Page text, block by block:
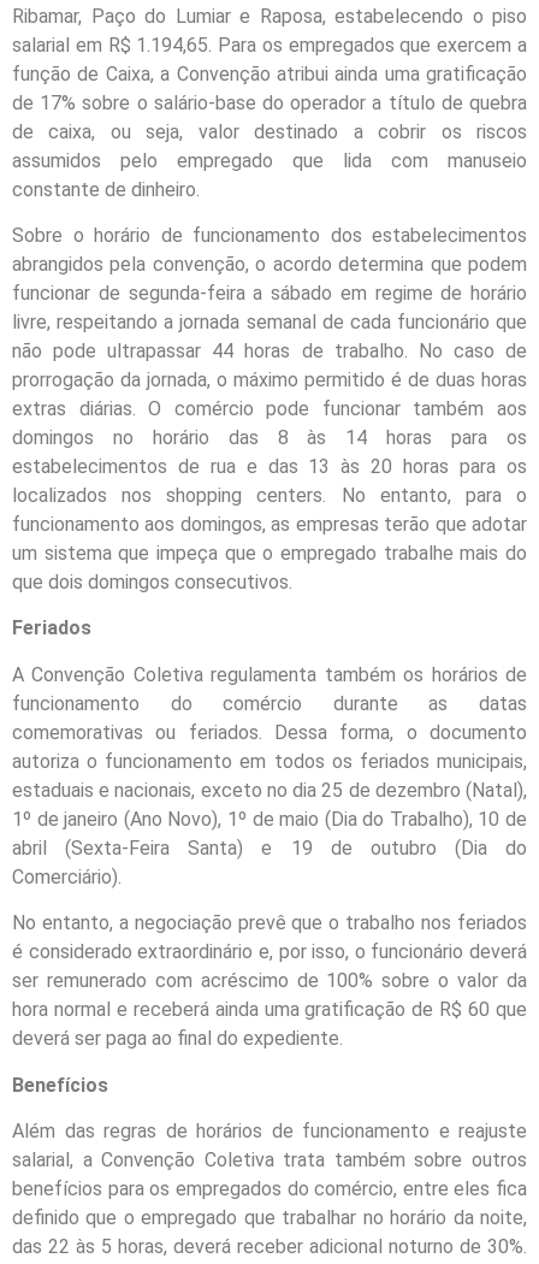
Ribamar, Paço do Lumiar e Raposa, estabelecendo o piso
salarial em R$ 1.194,65. Para os empregados que exercem a
função de Caixa, a Convenção atribui ainda uma gratificação
de 17% sobre o salário-base do operador a título de quebra
de caixa, ou seja, valor destinado a cobrir os riscos
assumidos pelo empregado que lida com manuseio
constante de dinheiro.
Sobre o horário de funcionamento dos estabelecimentos
abrangidos pela convenção, o acordo determina que podem
funcionar de segunda-feira a sábado em regime de horário
livre, respeitando a jornada semanal de cada funcionário que
não pode ultrapassar 44 horas de trabalho. No caso de
prorrogação da jornada, o máximo permitido é de duas horas
extras diárias. O comércio pode funcionar também aos
domingos no horário das 8 às 14 horas para os
estabelecimentos de rua e das 13 às 20 horas para os
localizados nos shopping centers. No entanto, para o
funcionamento aos domingos, as empresas terão que adotar
um sistema que impeça que o empregado trabalhe mais do
que dois domingos consecutivos.
Feriados
A Convenção Coletiva regulamenta também os horários de
funcionamento do comércio durante as datas
comemorativas ou feriados. Dessa forma, o documento
autoriza o funcionamento em todos os feriados municipais,
estaduais e nacionais, exceto no dia 25 de dezembro (Natal),
1º de janeiro (Ano Novo), 1º de maio (Dia do Trabalho), 10 de
abril (Sexta-Feira Santa) e 19 de outubro (Dia do
Comerciário).
No entanto, a negociação prevê que o trabalho nos feriados
é considerado extraordinário e, por isso, o funcionário deverá
ser remunerado com acréscimo de 100% sobre o valor da
hora normal e receberá ainda uma gratificação de R$ 60 que
deverá ser paga ao final do expediente.
Benefícios
Além das regras de horários de funcionamento e reajuste
salarial, a Convenção Coletiva trata também sobre outros
benefícios para os empregados do comércio, entre eles fica
definido que o empregado que trabalhar no horário da noite,
das 22 às 5 horas, deverá receber adicional noturno de 30%.